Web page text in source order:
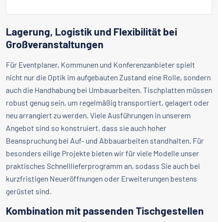
Lagerung, Logistik und Flexibilität bei
Großveranstaltungen
Für Eventplaner, Kommunen und Konferenzanbieter spielt
nicht nur die Optik im aufgebauten Zustand eine Rolle, sondern
auch die Handhabung bei Umbauarbeiten. Tischplatten müssen
robust genug sein, um regelmäßig transportiert, gelagert oder
neu arrangiert zu werden. Viele Ausführungen in unserem
Angebot sind so konstruiert, dass sie auch hoher
Beanspruchung bei Auf- und Abbauarbeiten standhalten. Für
besonders eilige Projekte bieten wir für viele Modelle unser
praktisches Schnelllieferprogramm an, sodass Sie auch bei
kurzfristigen Neueröffnungen oder Erweiterungen bestens
gerüstet sind.
Kombination mit passenden Tischgestellen